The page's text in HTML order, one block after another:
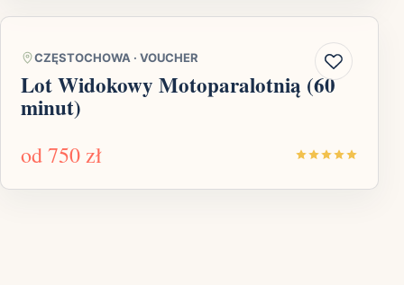
CZĘSTOCHOWA · VOUCHER
Lot Widokowy Motoparalotnią (60
minut)
od750 zł